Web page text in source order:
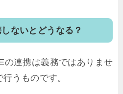
ないとどうなる？
の連携は義務ではありませ
うものです。